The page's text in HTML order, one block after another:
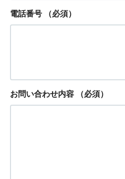
電話番号 （必須）
お問い合わせ内容 （必須）